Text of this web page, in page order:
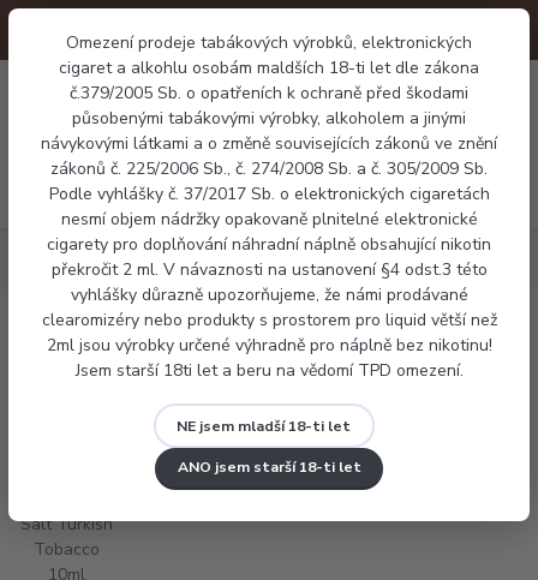
Omezení prodeje tabákových výrobků, elektronických
cigaret a alkohlu osobám maldších 18-ti let dle zákona
č.379/2005 Sb. o opatřeních k ochraně před škodami
působenými tabákovými výrobky, alkoholem a jinými
návykovými látkami a o změně souvisejících zákonů ve znění
zákonů č. 225/2006 Sb., č. 274/2008 Sb. a č. 305/2009 Sb.
Podle vyhlášky č. 37/2017 Sb. o elektronických cigaretách
nesmí objem nádržky opakovaně plnitelné elektronické
cigarety pro doplňování náhradní náplně obsahující nikotin
překročit 2 ml. V návaznosti na ustanovení §4 odst.3 této
vyhlášky důrazně upozorňujeme, že námi prodávané
clearomizéry nebo produkty s prostorem pro liquid větší než
2ml jsou výrobky určené výhradně pro náplně bez nikotinu!
Jsem starší 18ti let a beru na vědomí TPD omezení.
NE jsem mladší 18-ti let
ANO jsem starší 18-ti let
Menu
0 Kč
Náplně LIQUA Salt Turkish Tobacco 10ml
LIQUA Salt Turkish Tobacco 10ml